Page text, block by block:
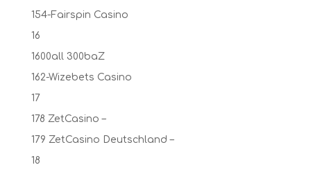
154-Fairspin Casino
16
1600all 300baZ
162-Wizebets Casino
17
178 ZetCasino –
179 ZetCasino Deutschland –
18